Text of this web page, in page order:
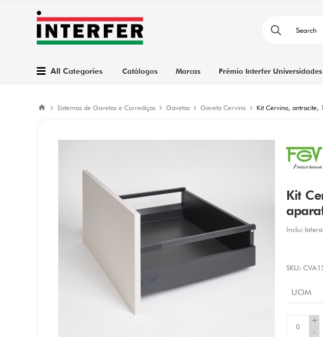
All Categories Catálogos Marcas Prémio Interfer Universidades
Sistemas de Gavetas e Corrediças Gavetas Gaveta Cervino Kit Cervino,
Kit
Inclui
SKU:
UOM
+
-